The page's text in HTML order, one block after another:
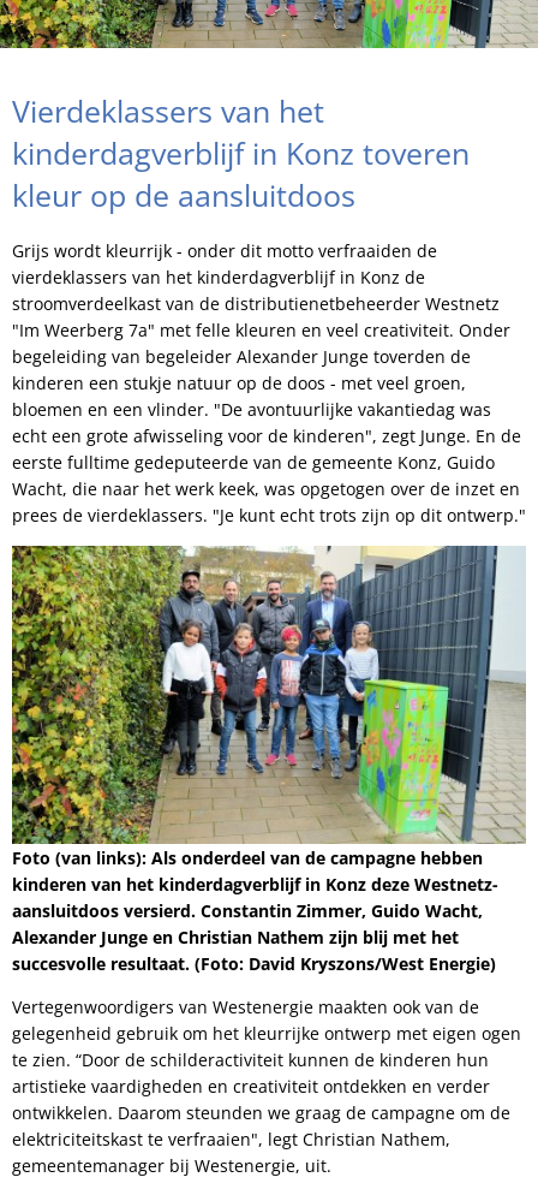
Vierdeklassers van het
kinderdagverblijf in Konz toveren
kleur op de aansluitdoos
Grijs wordt kleurrijk - onder dit motto verfraaiden de
vierdeklassers van het kinderdagverblijf in Konz de
stroomverdeelkast van de distributienetbeheerder Westnetz
"Im Weerberg 7a" met felle kleuren en veel creativiteit. Onder
begeleiding van begeleider Alexander Junge toverden de
kinderen een stukje natuur op de doos - met veel groen,
bloemen en een vlinder. "De avontuurlijke vakantiedag was
echt een grote afwisseling voor de kinderen", zegt Junge. En de
eerste fulltime gedeputeerde van de gemeente Konz, Guido
Wacht, die naar het werk keek, was opgetogen over de inzet en
prees de vierdeklassers. "Je kunt echt trots zijn op dit ontwerp."
Foto (van links): Als onderdeel van de campagne hebben
kinderen van het kinderdagverblijf in Konz deze Westnetz-
aansluitdoos versierd. Constantin Zimmer, Guido Wacht,
Alexander Junge en Christian Nathem zijn blij met het
succesvolle resultaat. (Foto: David Kryszons/West Energie)
Vertegenwoordigers van Westenergie maakten ook van de
gelegenheid gebruik om het kleurrijke ontwerp met eigen ogen
te zien. “Door de schilderactiviteit kunnen de kinderen hun
artistieke vaardigheden en creativiteit ontdekken en verder
ontwikkelen. Daarom steunden we graag de campagne om de
elektriciteitskast te verfraaien", legt Christian Nathem,
gemeentemanager bij Westenergie, uit.